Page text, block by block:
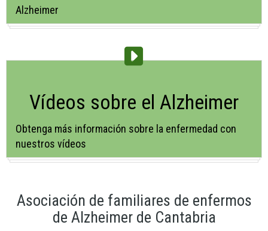
Alzheimer
Vídeos sobre el Alzheimer
Obtenga más información sobre la enfermedad con
nuestros vídeos
Asociación de familiares de enfermos
de Alzheimer de Cantabria